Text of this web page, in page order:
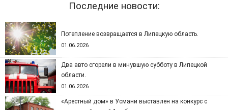
Последние новости:
Потепление возвращается в Липецкую область.
01.06.2026
Два авто сгорели в минувшую субботу в Липецкой
области.
01.06.2026
«Арестный дом» в Усмани выставлен на конкурс с